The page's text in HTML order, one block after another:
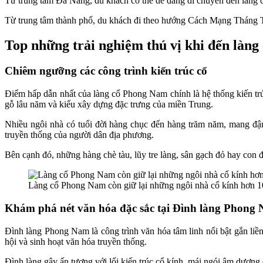
Từ trung tâm thành phố, du khách đi theo hướng Cách Mạng
Top những trải nghiệm thú vị khi đến làng
Chiêm ngưỡng các công trình kiến trúc cổ
Điểm hấp dẫn nhất của làng cổ Phong Nam chính là hệ thống kiến
gỗ lâu năm và kiểu xây dựng đặc trưng của miền Trung.
Nhiều ngôi nhà có tuổi đời hàng chục đến hàng trăm năm, mang
truyền thống của người dân địa phương.
Bên cạnh đó, những hàng chè tàu, lũy tre làng, sân gạch đỏ hay
Làng cổ Phong Nam còn giữ lại những ngôi nhà cổ kính hơn
Khám phá nét văn hóa đặc sắc tại Đình làng Phong
Đình làng Phong Nam là công trình văn hóa tâm linh nổi bật gắn
hội và sinh hoạt văn hóa truyền thống.